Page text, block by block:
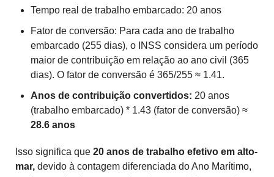
Tempo real de trabalho embarcado: 20 anos
Fator de conversão: Para cada ano de trabalho
embarcado (255 dias), o INSS considera um período
maior de contribuição em relação ao ano civil (365
dias). O fator de conversão é 365/255 ≈ 1.41.
Anos de contribuição convertidos: 20 anos
(trabalho embarcado) * 1.43 (fator de conversão) ≈
28.6 anos
Isso significa que 20 anos de trabalho efetivo em alto-
mar, devido à contagem diferenciada do Ano Marítimo,